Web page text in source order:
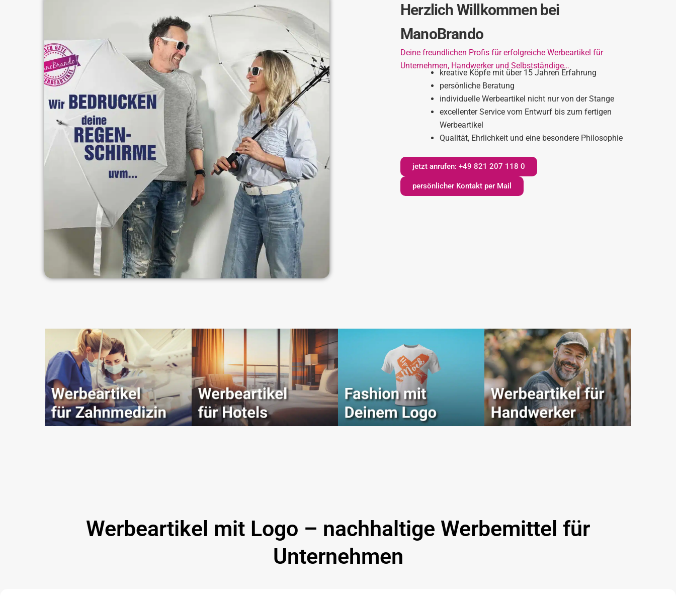
Herzlich Willkommen bei
ManoBrando
Deine freundlichen Profis für erfolgreiche Werbeartikel für
Unternehmen, Handwerker und Selbstständige…
kreative Köpfe mit über 15 Jahren Erfahrung
persönliche Beratung
individuelle Werbeartikel nicht nur von der Stange
excellenter Service vom Entwurf bis zum fertigen
Werbeartikel
Qualität, Ehrlichkeit und eine besondere Philosophie
jetzt anrufen: +49 821 207 118 0
persönlicher Kontakt per Mail
Werbeartikel mit Logo – nachhaltige Werbemittel für
Unternehmen